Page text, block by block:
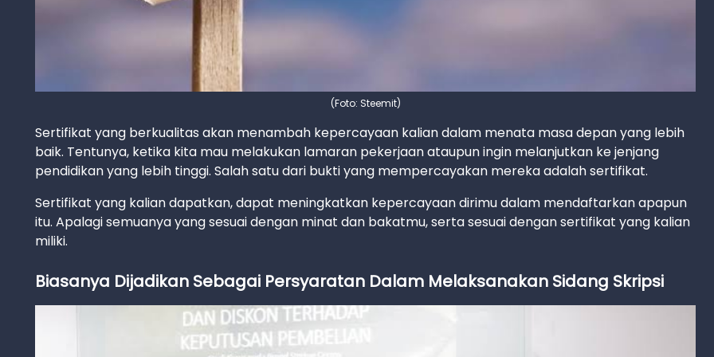
(Foto: Steemit)
Sertifikat yang berkualitas akan menambah kepercayaan kalian dalam menata masa depan yang lebih
baik. Tentunya, ketika kita mau melakukan lamaran pekerjaan ataupun ingin melanjutkan ke jenjang
pendidikan yang lebih tinggi. Salah satu dari bukti yang mempercayakan mereka adalah sertifikat.
Sertifikat yang kalian dapatkan, dapat meningkatkan kepercayaan dirimu dalam mendaftarkan apapun
itu. Apalagi semuanya yang sesuai dengan minat dan bakatmu, serta sesuai dengan sertifikat yang kalian
miliki.
Biasanya Dijadikan Sebagai Persyaratan Dalam Melaksanakan Sidang Skripsi